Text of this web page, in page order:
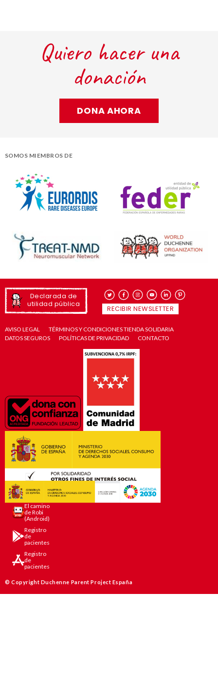
Quiero hacer una
donación
DONA AHORA
SOMOS MIEMBROS DE
Declarada de
utilidad pública
RECIBIR NEWSLETTER
AVISO LEGAL
TÉRMINOS Y CONDICIONES TIENDA SOLIDARIA
DATOS SEGUROS
POLÍTICAS DE PRIVACIDAD CONTACTO
El camino
de Robi
(Android)
Registro
de
pacientes
Registro
de
pacientes
© Copyright Duchenne Parent Project España